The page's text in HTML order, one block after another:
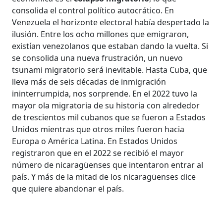
consolida el control político autocrático. En
Venezuela el horizonte electoral había despertado la
ilusión. Entre los ocho millones que emigraron,
existían venezolanos que estaban dando la vuelta. Si
se consolida una nueva frustración, un nuevo
tsunami migratorio será inevitable. Hasta Cuba, que
lleva más de seis décadas de inmigración
ininterrumpida, nos sorprende. En el 2022 tuvo la
mayor ola migratoria de su historia con alrededor
de trescientos mil cubanos que se fueron a Estados
Unidos mientras que otros miles fueron hacia
Europa o América Latina. En Estados Unidos
registraron que en el 2022 se recibió el mayor
número de nicaragüenses que intentaron entrar al
país. Y más de la mitad de los nicaragüenses dice
que quiere abandonar el país.